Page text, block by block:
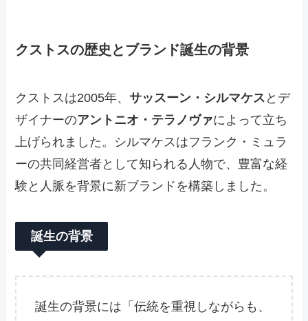
クストスの歴史とブランド誕生の背景
クストスは2005年、サッスーン・シルマケス とデ
ザイナーのアントニオ・テラノヴァによって立ち
上げられました。シルマケスはフランク・ミュラ
ーの共同経営者として知られる人物で、豊富な経
験と人脈を背景に新ブランドを構築しました。
誕生の背景
誕生の背景には「伝統を重視しながらも、